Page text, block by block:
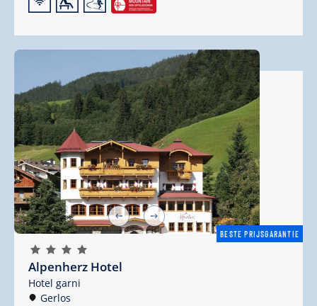
BESTE PRIJSGARANTIE
🞙 🞙 🞙 🞙
Alpenherz Hotel
Hotel garni
Gerlos